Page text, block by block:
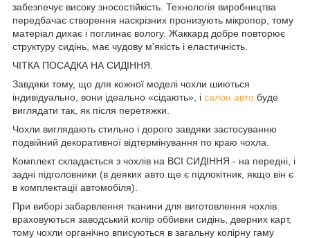
забезпечує високу зносостійкість. Технологія виробництва
передбачає створення наскрізних пронизують мікропор, тому
матеріал дихає і поглинає вологу. Жаккард добре повторює
структуру сидінь, має чудову м'якість і еластичність.
ЧІТКА ПОСАДКА НА СИДІННЯ.
Завдяки тому, що для кожної моделі чохли шиються
індивідуально, вони ідеально «сідають», і салон авто буде
виглядати так, як після перетяжки.
Чохли виглядають стильно і дорого завдяки застосуванню
подвійний декоративної відтермінування по краю чохла.
Комплект складається з чохлів на ВСІ СИДІННЯ - на передні, і
задні підголовники (в деяких авто ще є підлокітник, якщо він є
в комплектації автомобіля).
При виборі забарвлення тканини для виготовлення чохлів
враховуються заводський колір оббивки сидінь, дверних карт,
тому чохли органічно вписуються в загальну колірну гаму